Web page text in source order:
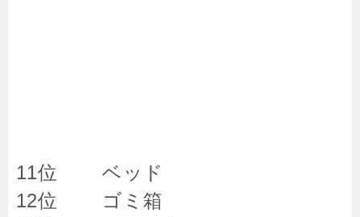
11位 ベッド
12位 ゴミ箱